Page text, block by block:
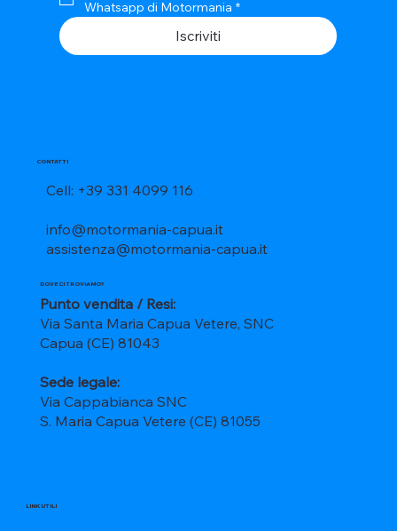
CONTATTI
Cell: +39 331 4099 116
info@motormania-capua.it
assistenza@motormania-capua.it
DOVE CI TROVIAMO?
Punto vendita / Resi:
Via Santa Maria Capua Vetere, SNC
Capua (CE) 81043
Sede legale:
Via Cappabianca SNC
S. Maria Capua Vetere (CE) 81055
LINK UTILI
Whatsapp di Motormania *
Iscriviti